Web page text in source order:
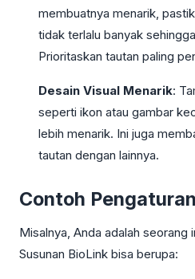
membuatnya menarik,
tidak terlalu banyak
Prioritaskan tautan paling
Desain Visual Menarik:
seperti ikon atau gambar
lebih menarik. Ini juga
tautan dengan lainnya.
Contoh
Misalnya, Anda adalah seorang
Susunan BioLink bisa berupa: